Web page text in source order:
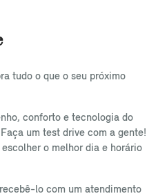
tudo o que o seu próximo
conforto e tecnologia do
um test drive com a gente!
o melhor dia e horário
lo com um atendimento